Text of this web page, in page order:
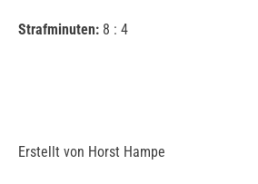
Strafminuten: 8 : 4
Erstellt von Horst Hampe